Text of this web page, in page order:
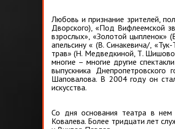
Любовь и признание зрителей,
Дворского), «Под Вифлеемской
взрослых», «Золотой цыпленок»
апельсину « (В. Синакевича/,
трав» (Н. Медведкиной, Т.
многие – многие другие
выпускника Днепропетровского
Шаповалова. В 2004 году он
искусства.
Со дня основания театра в
Ковалева. Более тридцати лет